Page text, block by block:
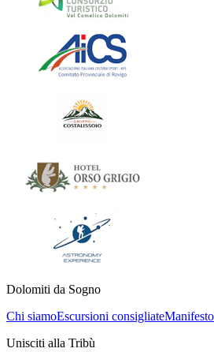
Dolomiti da Sogno
Chi siamoEscursioni consigliateManifesto
Unisciti alla Tribù